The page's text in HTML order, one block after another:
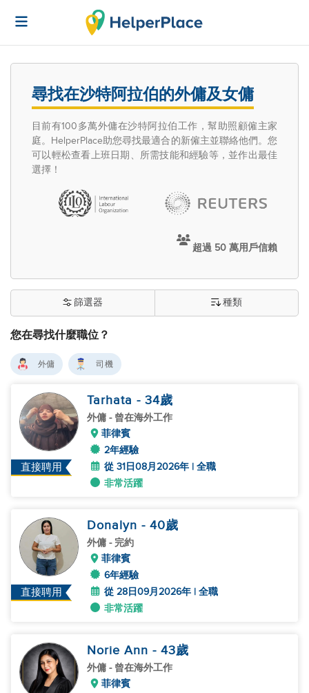
尋找在沙特阿拉伯的外傭及女傭
目前有100多萬外傭在沙特阿拉伯工作，幫助照顧僱主家
庭。HelperPlace助您尋找最適合的新僱主並聯絡他們。您
可以輕松查看上班日期、所需技能和經驗等，並作出最佳
選擇！
超過 50 萬用戶信賴
您在尋找什麼職位？
篩選器 種類
外傭 司機
直接聘用
Tarhata - 34歲
外傭 - 曾在海外工作
菲律賓
2年經驗
從 31日08月2026年 | 全職
非常活躍
直接聘用
Donalyn - 40歲
外傭 - 完約
菲律賓
6年經驗
從 28日09月2026年 | 全職
非常活躍
Norie Ann - 43歲
外傭 - 曾在海外工作
菲律賓